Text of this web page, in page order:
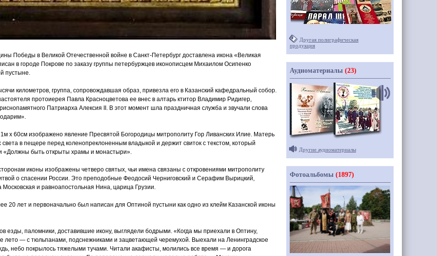
Победы в Великой Отечественной войне в Санкт-Петербург доставлена икона «Великая
в городе Покрове по заказу группы петербуржцев иконописцем Михаилом Осипенко
пустыне.
километров, группа, сопровождавшая образ, привезла его в Казанский кафедральный собор.
протоиерея Павла Красноцветова ее внес в алтарь ктитор Владимир Ридигер,
Патриарха Алексия II. В этот момент шла праздничная служба и звучали слова
х 60см изображено явление Пресвятой Богородицы митрополиту Гор Ливанских Илие. Матерь
света в пещере перед коленопреклоненным владыкой и держит свиток с текстом, который
«Должны быть открыты храмы и монастыри».
иконы изображены четверо святых, чьи имена связаны с откровениями митрополиту
о спасении России. Это преподобные Феодосий Черниговский и Серафим Вырицкий,
и равноапостольная Нина, царица Грузии.
20 лет и первоначально был написан для Оптиной пустыни как одно из клейм Казанской иконы
езды, паломники, доставившие икону, выглядели бодрыми. «Когда мы приехали в Оптину,
лето — с тюльпанами, подснежниками и зацветающей черемухой. Выехали на Ленинградское
небо покрылось тяжелыми тучами. Читали акафисты, молились все время — и дорога
Другая полиграфическая
продукция
Аудиоматериалы (23)
Другие аудиоматериалы
Фотоальбомы (1897)